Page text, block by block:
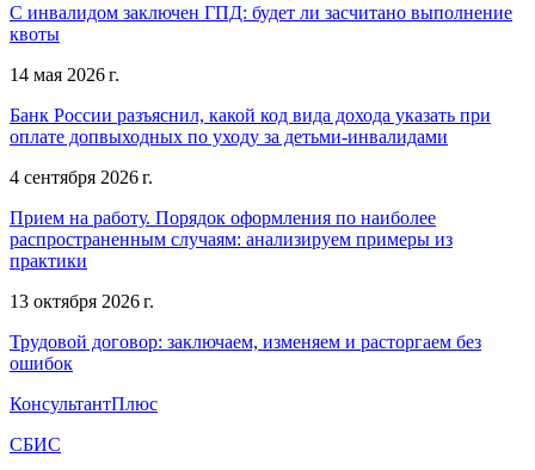
С инвалидом заключен ГПД: будет ли засчитано выполнение
квоты
14 мая 2026 г.
Банк России разъяснил, какой код вида дохода указать при
оплате допвыходных по уходу за детьми-инвалидами
4 сентября 2026 г.
Прием на работу. Порядок оформления по наиболее
распространенным случаям: анализируем примеры из
практики
13 октября 2026 г.
Трудовой договор: заключаем, изменяем и расторгаем без
ошибок
КонсультантПлюс
СБИС